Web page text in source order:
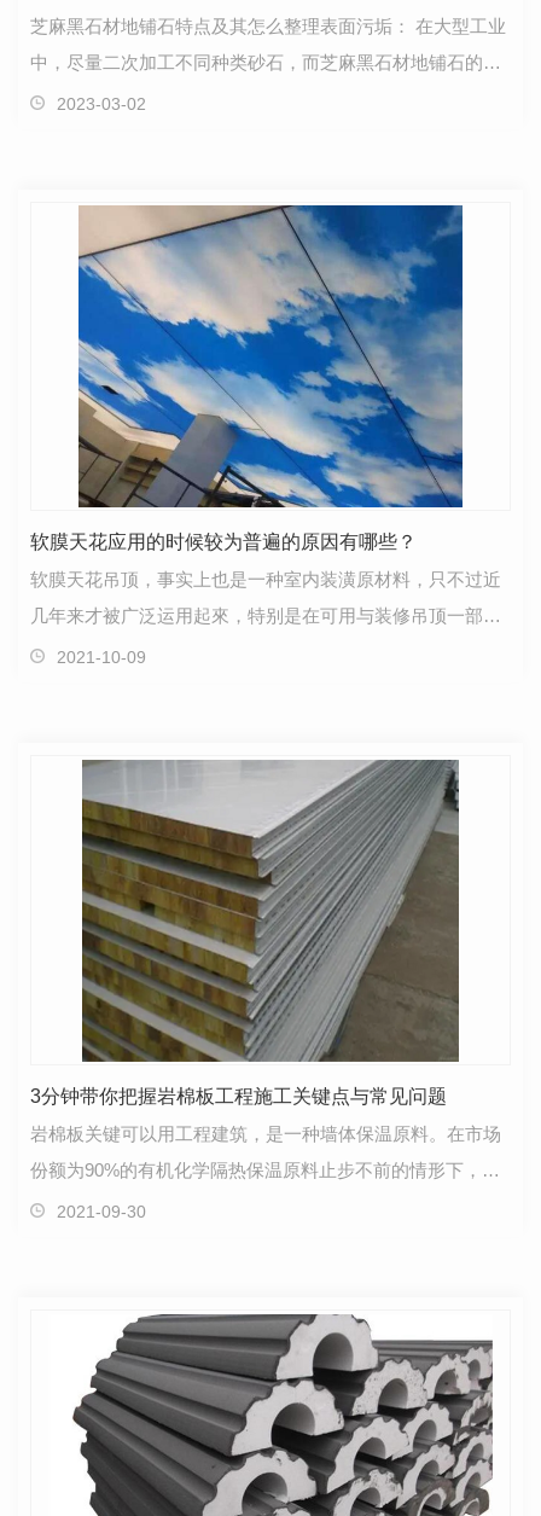
芝麻黑石材地铺石特点及其怎么整理表面污垢： 在大型工业
中，尽量二次加工不同种类砂石，而芝麻黑石材地铺石的应
用一般适宜规模化工程项目，芝麻黑石材这类…
2023-03-02
软膜天花应用的时候较为普遍的原因有哪些？
软膜天花吊顶，事实上也是一种室内装潢原材料，只不过近
几年来才被广泛运用起來，特别是在可用与装修吊顶一部分
的室内装修。是使用独特的聚乙烯原材料制做而成，里…
2021-10-09
3分钟带你把握岩棉板工程施工关键点与常见问题
岩棉板关键可以用工程建筑，是一种墙体保温原料。在市场
份额为90%的有机化学隔热保温原料止步不前的情形下，岩
棉板做为阻燃等级**A级的墙体保温无机材料迈入了空前…
2021-09-30